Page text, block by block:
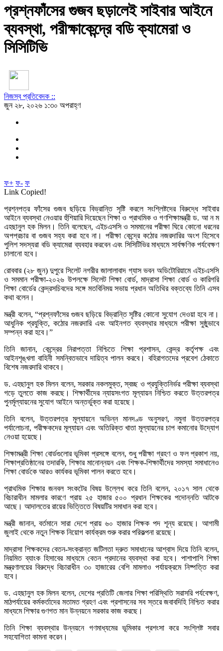
প্রশ্নফাঁসের গুজব ছড়ালেই সাইবার আইনে
ব্যবস্থা, পরীক্ষাকেন্দ্রে বডি ক্যামেরা ও
সিসিটিভি
নিজস্ব প্রতিবেদক ::
জুন ২৮, ২০২৬ ১:৩০ অপরাহ্ণ
ফ+ ফ- ফ
Link Copied!
প্রশ্নপত্র ফাঁসের গুজব ছড়িয়ে বিভ্রান্তি সৃষ্টি করলে সংশ্লিষ্টদের বিরুদ্ধে সাইবার
আইনে ব্যবস্থা নেওয়ার হুঁশিয়ারি দিয়েছেন শিক্ষা ও প্রাথমিক ও গণশিক্ষামন্ত্রী ড. আ ন ম
এহছানুল হক মিলন। তিনি বলেছেন, এইচএসসি ও সমমানের পরীক্ষা ঘিরে কোনো ধরনের
অপপ্রচার বা গুজব সহ্য করা হবে না। পরীক্ষা কেন্দ্রে কঠোর নজরদারির অংশ হিসেবে
পুলিশ সদস্যরা বডি ক্যামেরা ব্যবহার করবেন এবং সিসিটিভির মাধ্যমে সার্বক্ষণিক পর্যবেক্ষণ
চালানো হবে।
রোববার (২৮ জুন) দুপুরে সিলেট নগরীর জালালাবাদ গ্যাস ভবন অডিটোরিয়ামে এইচএসসি
ও সমমান পরীক্ষা-২০২৬ উপলক্ষে সিলেট শিক্ষা বোর্ড, মাদ্রাসা শিক্ষা বোর্ড ও কারিগরি
শিক্ষা বোর্ডের কেন্দ্রসচিবদের সঙ্গে মতবিনিময় সভায় প্রধান অতিথির বক্তব্যে তিনি এসব
কথা বলেন।
মন্ত্রী বলেন, “প্রশ্নফাঁসের গুজব ছড়িয়ে বিভ্রান্তি সৃষ্টির কোনো সুযোগ দেওয়া হবে না।
আধুনিক প্রযুক্তি, কঠোর নজরদারি এবং আইনগত ব্যবস্থার মাধ্যমে পরীক্ষা সুষ্ঠুভাবে
সম্পন্ন করা হবে।”
তিনি জানান, কেন্দ্রের নিরাপত্তা নিশ্চিতে শিক্ষা প্রশাসন, কেন্দ্র কর্তৃপক্ষ এবং
আইনশৃঙ্খলা বাহিনী সমন্বিতভাবে দায়িত্ব পালন করবে। বহিরাগতদের প্রবেশ ঠেকাতে
বিশেষ নজরদারি থাকবে।
ড. এহছানুল হক মিলন বলেন, সরকার নকলমুক্ত, স্বচ্ছ ও প্রযুক্তিনির্ভর পরীক্ষা ব্যবস্থা
গড়ে তুলতে কাজ করছে। শিক্ষার্থীদের ন্যায়সংগত মূল্যায়ন নিশ্চিত করতে উত্তরপত্র
পুনর্মূল্যায়নের সুযোগ আইনে অন্তর্ভুক্ত করা হয়েছে।
তিনি বলেন, উত্তরপত্র মূল্যায়নে অভিন্ন মানদণ্ড অনুসরণ, নমুনা উত্তরপত্র
পর্যালোচনা, পরীক্ষকদের মূল্যায়ন এবং অতিরিক্ত খাতা মূল্যায়নের চাপ কমানোর উদ্যোগ
নেওয়া হয়েছে।
শিক্ষামন্ত্রী শিক্ষা বোর্ডগুলোর ভূমিকা প্রসঙ্গে বলেন, শুধু পরীক্ষা গ্রহণ ও ফল প্রকাশ নয়,
শিক্ষাপ্রতিষ্ঠানের তদারকি, শিক্ষার মানোন্নয়ন এবং শিক্ষক-শিক্ষার্থীদের সমস্যা সমাধানেও
শিক্ষা বোর্ডকে আরও কার্যকর ভূমিকা পালন করতে হবে।
প্রাথমিক শিক্ষার জনবল সংকটের বিষয় উল্লেখ করে তিনি বলেন, ২০১৭ সাল থেকে
বিচারাধীন মামলার কারণে প্রায় ২৫ হাজার ৫০০ প্রধান শিক্ষকের পদোন্নতি আটকে
আছে। আদালতের রায়ের ভিত্তিতে বিষয়টির সমাধান করা হবে।
মন্ত্রী জানান, বর্তমানে সারা দেশে প্রায় ৬০ হাজার শিক্ষক পদ শূন্য রয়েছে। আগামী
জুলাই থেকে নতুন শিক্ষক নিয়োগ কার্যক্রম শুরু করার পরিকল্পনা রয়েছে।
মাদ্রাসা শিক্ষকদের বেতন-সংক্রান্ত জটিলতা দ্রুত সমাধানের আশ্বাস দিয়ে তিনি বলেন,
নিয়মিত ব্যাংক হিসাবের মাধ্যমে বেতন প্রদানের ব্যবস্থা করা হবে। পাশাপাশি শিক্ষা
মন্ত্রণালয়ের বিরুদ্ধে বিচারাধীন ৩০ হাজারের বেশি মামলাও পর্যায়ক্রমে নিষ্পত্তি করা
হবে।
ড. এহছানুল হক মিলন বলেন, দেশের প্রতিটি জেলার শিক্ষা পরিস্থিতি সরাসরি পর্যবেক্ষণ,
মাঠপর্যায়ের কর্মকর্তাদের মতামত গ্রহণ এবং প্রশাসনের সব স্তরে জবাবদিহি নিশ্চিত করার
মাধ্যমে শিক্ষার গুণগত মান উন্নয়নে সরকার কাজ করছে।
তিনি শিক্ষা ব্যবস্থার উন্নয়নে গণমাধ্যমের ভূমিকার প্রশংসা করে সংশ্লিষ্ট সবার
সহযোগিতা কামনা করেন।